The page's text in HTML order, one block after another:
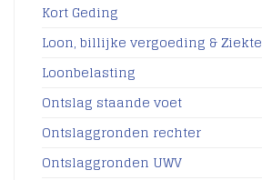
Kort Geding
Loon, billijke vergoeding & Ziekte
Loonbelasting
Ontslag staande voet
Ontslaggronden rechter
Ontslaggronden UWV